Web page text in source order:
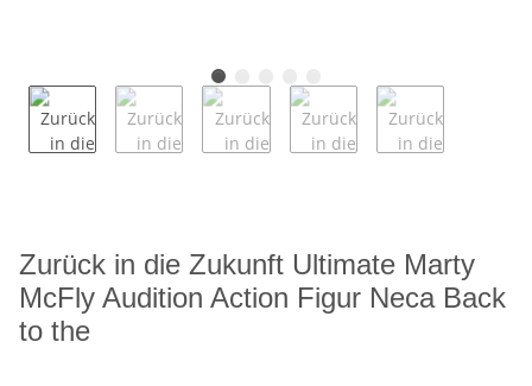
Zurück in die Zukunft Ultimate Marty
McFly Audition Action Figur Neca Back
to the